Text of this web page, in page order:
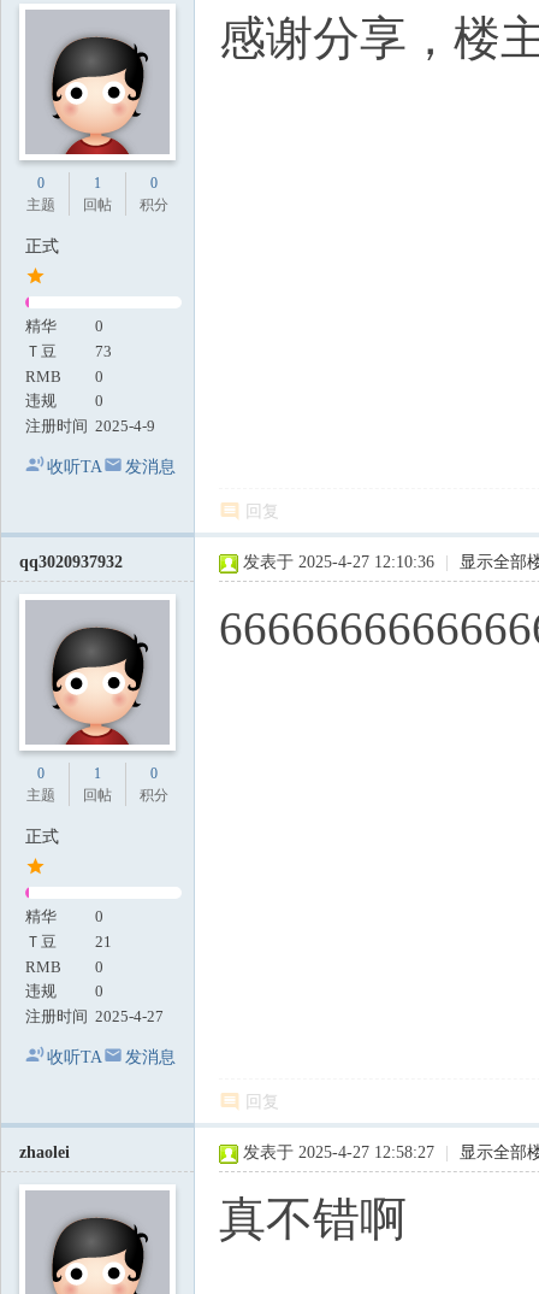
0
主题
1
回帖
0
积分
正式
精华
0
Ｔ豆
73
RMB
0
违规
0
注册时间 2025-4-9
收听TA 发消息
感谢分享，楼
回复
qq3020937932
0
主题
1
回帖
0
积分
正式
精华
0
Ｔ豆
21
RMB
0
违规
0
注册时间 2025-4-27
收听TA 发消息
发表于 2025-4-27 12:10:36 显示全部
回复
zhaolei 发表于 2025-4-27 12:58:27 显示全部
真不错啊